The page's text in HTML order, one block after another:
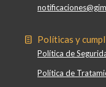
Políticas y
Política de
Política de